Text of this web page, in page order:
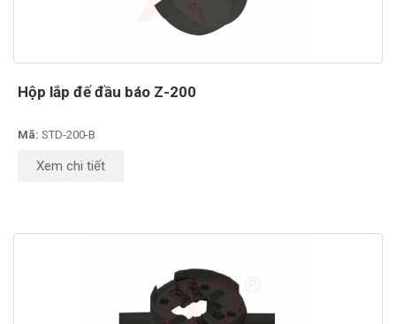
Hộp lắp đế đầu báo Z-200
Mã: STD-200-B
Xem chi tiết